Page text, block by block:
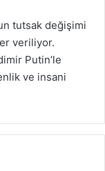
tutsak değişimi
veriliyor.
Putin’le
ve insani